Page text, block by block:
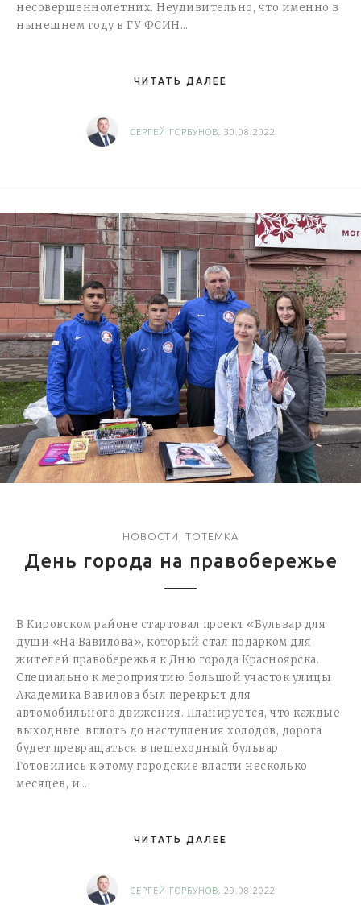
несовершеннолетних. Неудивительно, что именно в
нынешнем году в ГУ ФСИН…
ЧИТАТЬ ДАЛЕЕ
СЕРГЕЙ ГОРБУНОВ, 30.08.2022
НОВОСТИ ТОТЕМКА
День города на правобережье
В Кировском районе стартовал проект «Бульвар для
души «На Вавилова», который стал подарком для
жителей правобережья к Дню города Красноярска.
Специально к мероприятию большой участок улицы
Академика Вавилова был перекрыт для
автомобильного движения. Планируется, что каждые
выходные, вплоть до наступления холодов, дорога
будет превращаться в пешеходный бульвар.
Готовились к этому городские власти несколько
месяцев, и…
ЧИТАТЬ ДАЛЕЕ
СЕРГЕЙ ГОРБУНОВ, 29.08.2022